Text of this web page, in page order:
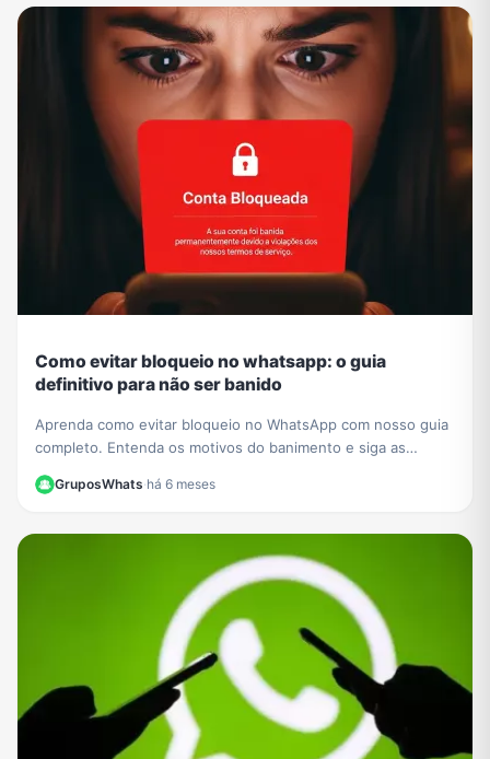
Como evitar bloqueio no whatsapp: o guia
definitivo para não ser banido
Aprenda como evitar bloqueio no WhatsApp com nosso guia
completo. Entenda os motivos do banimento e siga as
GruposWhats·há 6 meses